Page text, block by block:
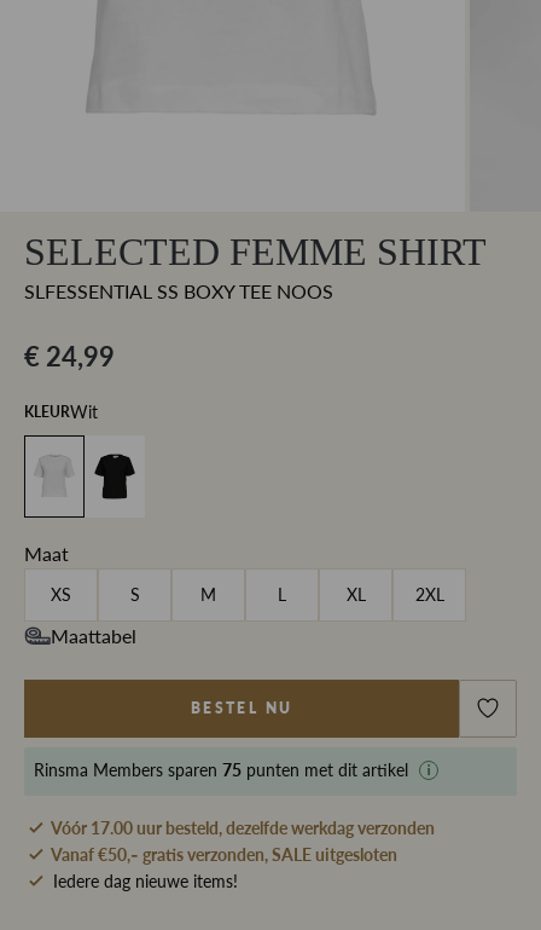
SELECTED FEMME SHIRT
SLFESSENTIAL SS BOXY TEE NOOS
€ 24,99
KLEURWit
Maat
XS S M L XL 2XL
Maattabel
BESTEL NU
Rinsma Members sparen 75 punten met dit artikel
Vóór 17.00 uur besteld, dezelfde werkdag verzonden
Vanaf €50,- gratis verzonden, SALE uitgesloten
Iedere dag nieuwe items!